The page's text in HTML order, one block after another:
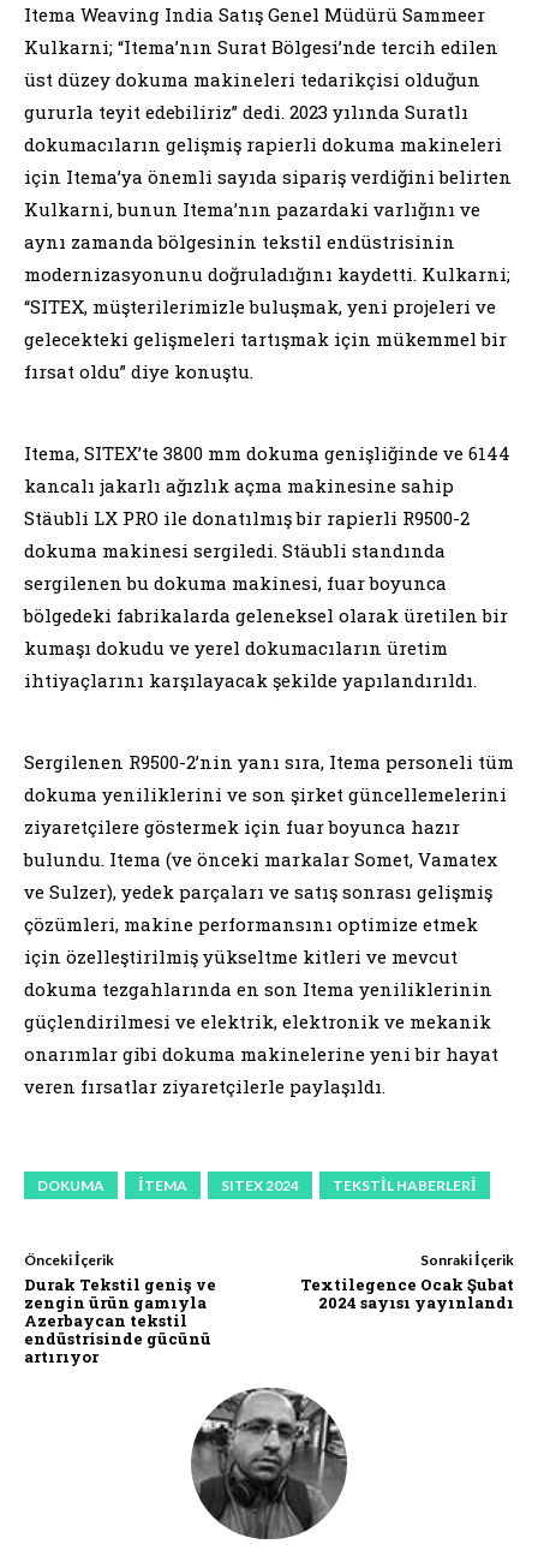
Itema Weaving India Satış Genel Müdürü Sammeer
Kulkarni; “Itema’nın Surat Bölgesi’nde tercih edilen
üst düzey dokuma makineleri tedarikçisi olduğun
gururla teyit edebiliriz” dedi. 2023 yılında Suratlı
dokumacıların gelişmiş rapierli dokuma makineleri
için Itema’ya önemli sayıda sipariş verdiğini belirten
Kulkarni, bunun Itema’nın pazardaki varlığını ve
aynı zamanda bölgesinin tekstil endüstrisinin
modernizasyonunu doğruladığını kaydetti. Kulkarni;
“SITEX, müşterilerimizle buluşmak, yeni projeleri ve
gelecekteki gelişmeleri tartışmak için mükemmel bir
fırsat oldu” diye konuştu.
Itema, SITEX’te 3800 mm dokuma genişliğinde ve 6144
kancalı jakarlı ağızlık açma makinesine sahip
Stäubli LX PRO ile donatılmış bir rapierli R9500-2
dokuma makinesi sergiledi. Stäubli standında
sergilenen bu dokuma makinesi, fuar boyunca
bölgedeki fabrikalarda geleneksel olarak üretilen bir
kumaşı dokudu ve yerel dokumacıların üretim
ihtiyaçlarını karşılayacak şekilde yapılandırıldı.
Sergilenen R9500-2’nin yanı sıra, Itema personeli tüm
dokuma yeniliklerini ve son şirket güncellemelerini
ziyaretçilere göstermek için fuar boyunca hazır
bulundu. Itema (ve önceki markalar Somet, Vamatex
ve Sulzer), yedek parçaları ve satış sonrası gelişmiş
çözümleri, makine performansını optimize etmek
için özelleştirilmiş yükseltme kitleri ve mevcut
dokuma tezgahlarında en son Itema yeniliklerinin
güçlendirilmesi ve elektrik, elektronik ve mekanik
onarımlar gibi dokuma makinelerine yeni bir hayat
veren fırsatlar ziyaretçilerle paylaşıldı.
DOKUMA ITEMA SITEX 2024 TEKSTIL HABERLERI
Önceki İçerik
Durak Tekstil geniş ve
zengin ürün gamıyla
Azerbaycan tekstil
endüstrisinde gücünü
artırıyor
Sonraki İçerik
Textilegence Ocak Şubat
2024 sayısı yayınlandı